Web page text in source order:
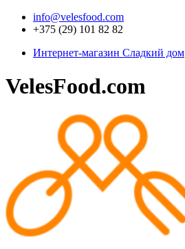
info@velesfood.com
+375 (29) 101 82 82
Интернет-магазин Сладкий дом
VelesFood.com